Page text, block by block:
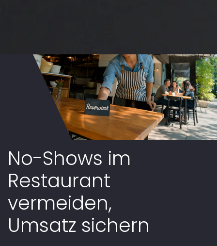
No-Shows im
Restaurant
vermeiden,
Umsatz sichern